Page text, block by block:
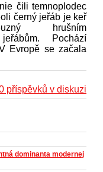
čili temnoplodec
černý jeřáb je keř
hrušním
Pochází
Evropě se začala
příspěvků v diskuzi
dominanta modernej